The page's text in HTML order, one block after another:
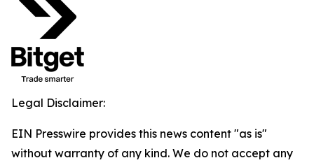
Legal Disclaimer:
EIN Presswire provides this news content "as is"
without warranty of any kind. We do not accept any